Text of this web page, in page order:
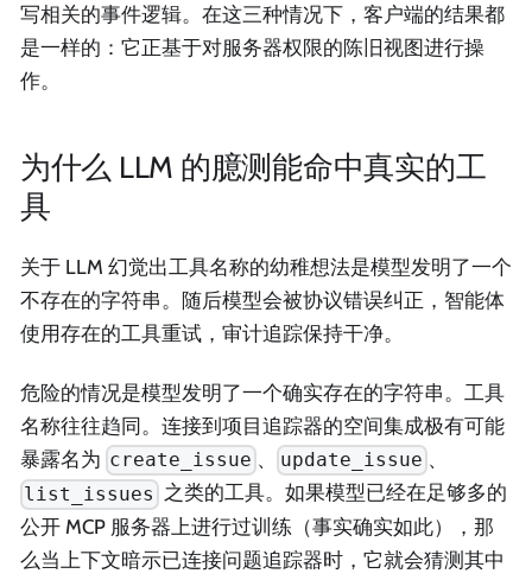
写相关的事件逻辑。在这三种情况下，客户端的结果都
是一样的：它正基于对服务器权限的陈旧视图进行操
作。
为什么 LLM 的臆测能命中真实的工
具
关于 LLM 幻觉出工具名称的幼稚想法是模型发明了一个
不存在的字符串。随后模型会被协议错误纠正，智能体
使用存在的工具重试，审计追踪保持干净。
危险的情况是模型发明了一个确实存在的字符串。工具
名称往往趋同。连接到项目追踪器的空间集成极有可能
暴露名为 create_issue 、 update_issue 、
list_issues 之类的工具。如果模型已经在足够多的
公开 MCP 服务器上进行过训练（事实确实如此），那
么当上下文暗示已连接问题追踪器时，它就会猜测其中